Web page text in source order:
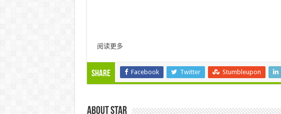
阅读更多
Share Facebook Twitter Stumbleupon
About star